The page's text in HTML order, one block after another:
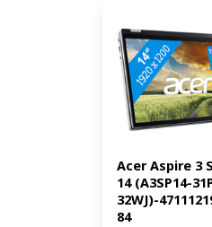
Acer Aspire 3
14 (A3SP14-
32WJ)-
84